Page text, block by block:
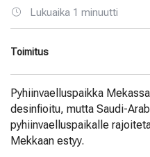
Lukuaika 1 minuutti
Toimitus
Pyhiinvaelluspaikka
desinfioitu, mutta Saudi-
pyhiinvaelluspaikalle
Mekkaan estyy.